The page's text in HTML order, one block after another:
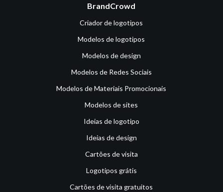
BrandCrowd
Criador de logotipos
Modelos de logotipos
Modelos de design
Modelos de Redes Sociais
Modelos de Materiais Promocionais
Modelos de sites
Ideias de logotipo
Ideias de design
Cartões de visita
Logotipos grátis
Cartões de visita gratuitos